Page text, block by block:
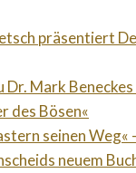
präsentiert
Dr. Mark
des Bösen«
seinen Weg«
neuem